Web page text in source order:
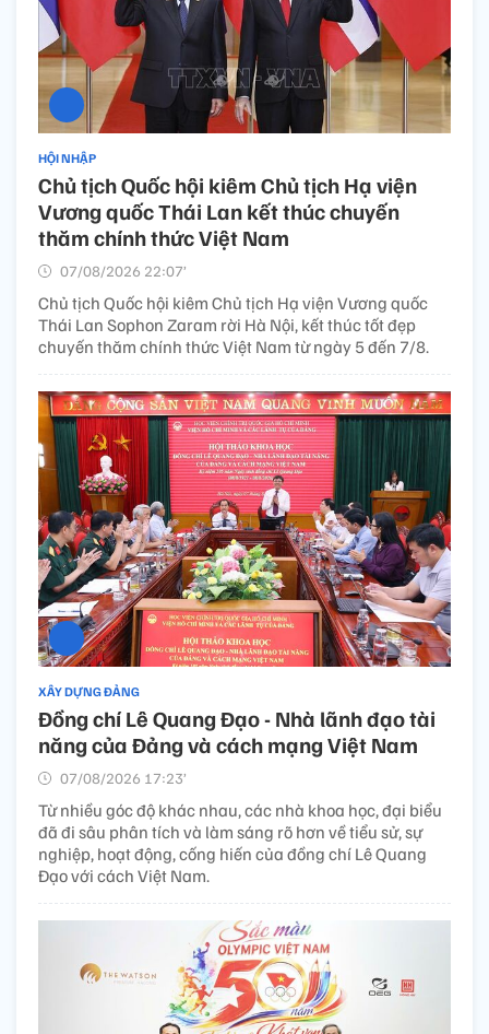
HỘI NHẬP
Chủ tịch Quốc hội kiêm Chủ tịch Hạ viện
Vương quốc Thái Lan kết thúc chuyến
thăm chính thức Việt Nam
07/08/2026 22:07’
Chủ tịch Quốc hội kiêm Chủ tịch Hạ viện Vương quốc
Thái Lan Sophon Zaram rời Hà Nội, kết thúc tốt đẹp
chuyến thăm chính thức Việt Nam từ ngày 5 đến 7/8.
XÂY DỰNG ĐẢNG
Đồng chí Lê Quang Đạo - Nhà lãnh đạo tài
năng của Đảng và cách mạng Việt Nam​
07/08/2026 17:23’
Từ nhiều góc độ khác nhau, các nhà khoa học, đại biểu
đã đi sâu phân tích và làm sáng rõ hơn về tiểu sử, sự
nghiệp, hoạt động, cống hiến của đồng chí Lê Quang
Đạo với cách Việt Nam.